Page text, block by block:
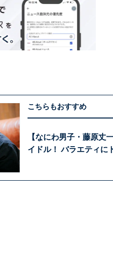
こちらもおすすめ
【なにわ男子・藤原丈
イドル！ バラエティに